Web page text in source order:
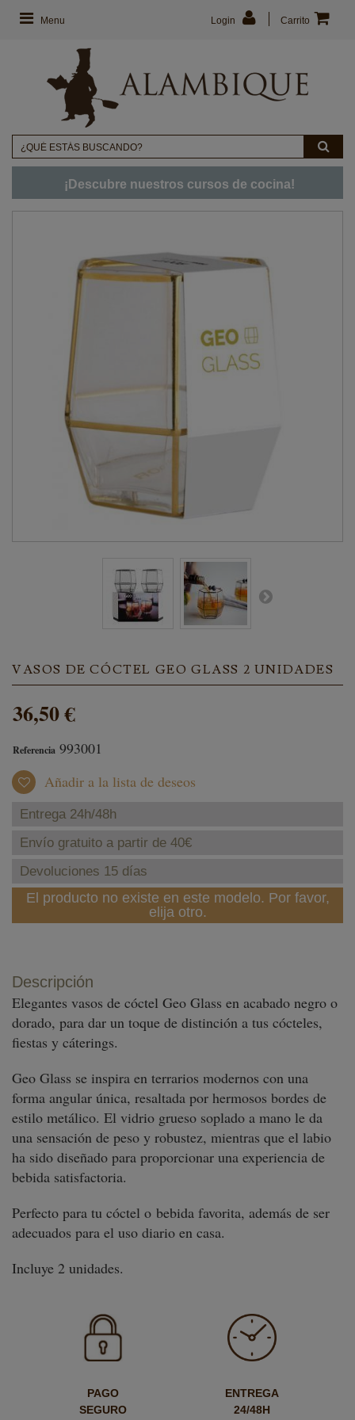
Menu Carrito
Login
¡Descubre nuestros cursos de cocina!
VASOS DE CÓCTEL GEO GLASS 2 UNIDADES
36,50 €
Referencia 993001
Añadir a la lista de deseos
Entrega 24h/48h
Envío gratuito a partir de 40€
Devoluciones 15 días
El producto no existe en este modelo. Por favor,
elija otro.
Descripción
Elegantes vasos de cóctel Geo Glass en acabado negro o
dorado, para dar un toque de distinción a tus cócteles,
fiestas y cáterings.
Geo Glass se inspira en terrarios modernos con una
forma angular única, resaltada por hermosos bordes de
estilo metálico. El vidrio grueso soplado a mano le da
una sensación de peso y robustez, mientras que el labio
ha sido diseñado para proporcionar una experiencia de
bebida satisfactoria.
Perfecto para tu cóctel o bebida favorita, además de ser
adecuados para el uso diario en casa.
Incluye 2 unidades.
PAGO
SEGURO
ENTREGA
24/48H